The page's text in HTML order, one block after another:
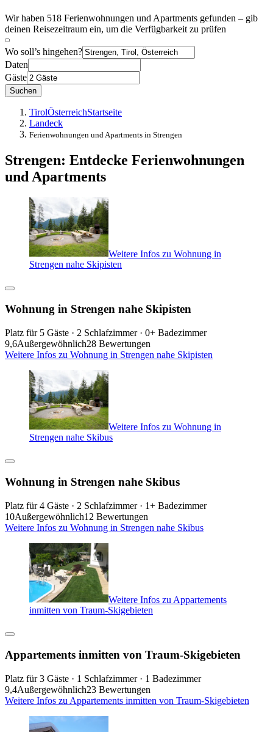
Wir haben 518 Ferienwohnungen und Apartments gefunden – gib
deinen Reisezeitraum ein, um die Verfügbarkeit zu prüfen
Wo soll’s hingehen?
Daten
Gäste
Suchen
TirolÖsterreichStartseite
Landeck
Ferienwohnungen und Apartments in Strengen
Strengen: Entdecke Ferienwohnungen
und Apartments
Weitere Infos zu Wohnung in
Strengen nahe Skipisten
Wohnung in Strengen nahe Skipisten
Platz für 5 Gäste · 2 Schlafzimmer · 0+ Badezimmer
9,6Außergewöhnlich28 Bewertungen
Weitere Infos zu Wohnung in Strengen nahe Skipisten
Weitere Infos zu Wohnung in
Strengen nahe Skibus
Wohnung in Strengen nahe Skibus
Platz für 4 Gäste · 2 Schlafzimmer · 1+ Badezimmer
10Außergewöhnlich12 Bewertungen
Weitere Infos zu Wohnung in Strengen nahe Skibus
Weitere Infos zu Appartements
inmitten von Traum-Skigebieten
Appartements inmitten von Traum-Skigebieten
Platz für 3 Gäste · 1 Schlafzimmer · 1 Badezimmer
9,4Außergewöhnlich23 Bewertungen
Weitere Infos zu Appartements inmitten von Traum-Skigebieten